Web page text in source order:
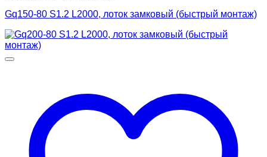
Gq150-80 S1.2 L2000, лоток замковый (быстрый монтаж)